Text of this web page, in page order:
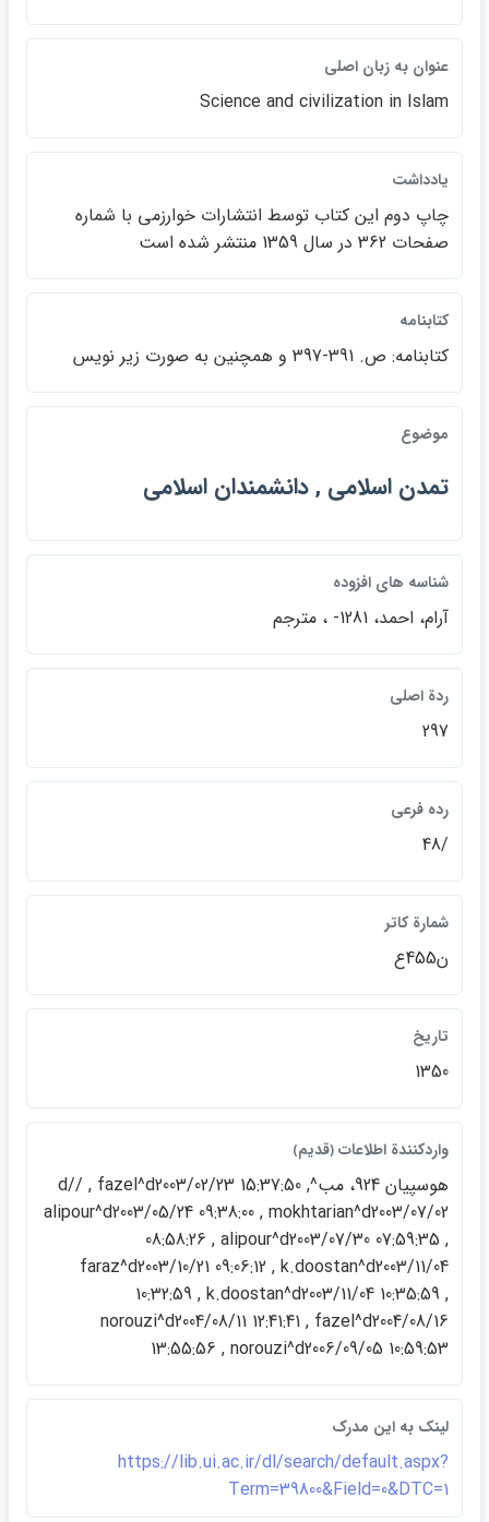
عنوان به زبان اصلي
Science and civilization in Islam
يادداشت
چاپ دوم اين كتاب توسط انتشارات خوارزمي با شماره
صفحات 362 در سال 1359 منتشر شده است
كتابنامه
كتابنامه: ص. 391-397 و همچنين به صورت زير نويس
موضوع
تمدن اسلامي , دانشمندان اسلامي
شناسه هاي افزوده
آرام، احمد، 1281- ، مترجم
ردة اصلي
297
رده فرعي
/48
شمارة كاتر
ن455ع
تاريخ
1350
واردكنندة اطلاعات ﴿قديم﴾
هوسپيان 924، مب^d// , fazel^d2003/02/23 15:37:50 ,
alipour^d2003/05/24 09:38:00 , mokhtarian^d2003/07/02
08:58:26 , alipour^d2003/07/30 07:59:35 ,
faraz^d2003/10/21 09:06:12 , k.doostan^d2003/11/04
10:32:59 , k.doostan^d2003/11/04 10:35:59 ,
norouzi^d2004/08/11 12:41:41 , fazel^d2004/08/16
13:55:56 , norouzi^d2006/09/05 10:59:53
لينک به اين مدرک
https://lib.ui.ac.ir/dl/search/default.aspx?
Term=39800&Field=0&DTC=1